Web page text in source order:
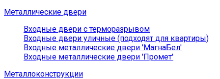
Металлические двери
Входные двери с терморазрывом
Входные двери уличные (подходят для квартиры)
Входные металлические двери 'МагнаБел'
Входные металлические двери 'Промет'
Металлоконструкции